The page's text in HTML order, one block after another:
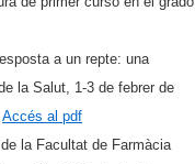
a un repte: una
la Salut, 1-3 de febrer de
Accés al pdf
la Facultat de Farmàcia